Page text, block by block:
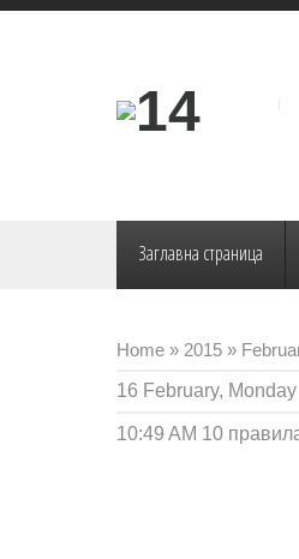
Заглавна страница
Home » 2015 »
16 February, Monday
10:49 AM 10